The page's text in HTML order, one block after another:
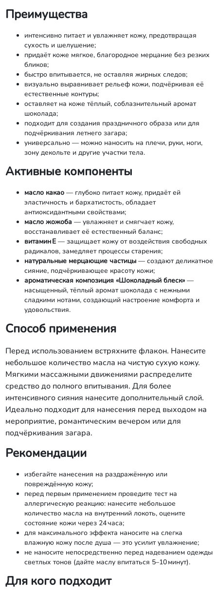
Преимущества
интенсивно питает и увлажняет кожу, предотвращая
сухость и шелушение;
придаёт коже мягкое, благородное мерцание без резких
бликов;
быстро впитывается, не оставляя жирных следов;
визуально выравнивает рельеф кожи, подчёркивая её
естественные контуры;
оставляет на коже тёплый, соблазнительный аромат
шоколада;
подходит для создания праздничного образа или для
подчёркивания летнего загара;
универсально — можно наносить на плечи, руки, ноги,
зону декольте и другие участки тела.
Активные компоненты
масло какао— глубоко питает кожу, придаёт ей
эластичность и бархатистость, обладает
антиоксидантными свойствами;
масло жожоба— увлажняет и смягчает кожу,
восстанавливает её естественный баланс;
витамин E— защищает кожу от воздействия свободных
радикалов, замедляет процессы старения;
натуральные мерцающие частицы— создают деликатное
сияние, подчёркивающее красоту кожи;
ароматическая композиция «Шоколадный блеск»—
насыщенный, тёплый аромат шоколада с нежными
сладкими нотами, создающий настроение комфорта и
удовольствия.
Способ применения
Перед использованием встряхните флакон. Нанесите
небольшое количество масла на чистую сухую кожу.
Мягкими массажными движениями распределите
средство до полного впитывания. Для более
интенсивного сияния нанесите дополнительный слой.
Идеально подходит для нанесения перед выходом на
мероприятие, романтическим вечером или для
подчёркивания загара.
Рекомендации
избегайте нанесения на раздражённую или
повреждённую кожу;
перед первым применением проведите тест на
аллергическую реакцию: нанесите небольшое
количество масла на внутренний локоть, оцените
состояние кожи через 24 часа;
для максимального эффекта наносите на слегка
влажную кожу после душа — это усилит увлажнение;
не наносите непосредственно перед надеванием одежды
светлых тонов (дайте маслу впитаться 5–10 минут).
Для кого подходит